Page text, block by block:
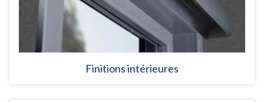
Finitions intérieures